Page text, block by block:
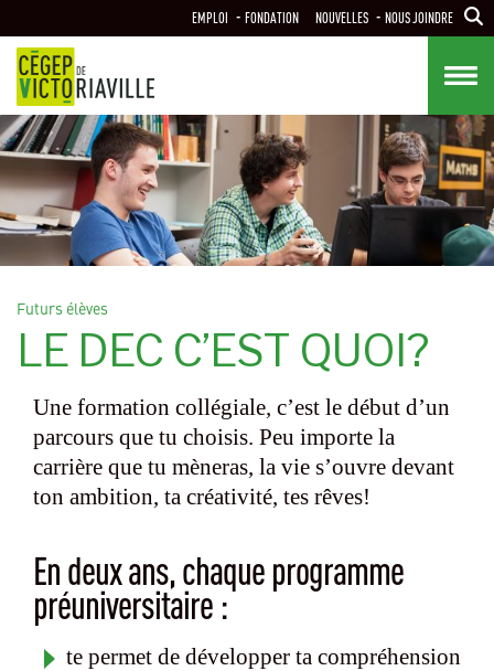
au
contenu
principal
EMPLOI FONDATION NOUVELLES NOUS JOINDRE
Futurs élèves
LE DEC C’EST QUOI?
Une formation collégiale, c’est le début d’un
parcours que tu choisis. Peu importe la
carrière que tu mèneras, la vie s’ouvre devant
ton ambition, ta créativité, tes rêves!
En deux ans, chaque programme
préuniversitaire :
te permet de développer ta compréhension